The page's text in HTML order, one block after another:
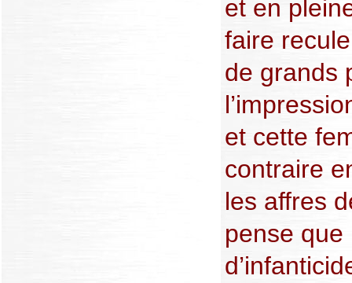
et en
faire
de grands
et cette
contraire
les affres
pense que